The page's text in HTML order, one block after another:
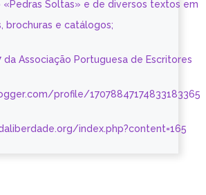
«Pedras Soltas» e de diversos textos em
brochuras e catálogos;
da Associação Portuguesa de Escritores
profile/17078847174833183365
index.php?content=165